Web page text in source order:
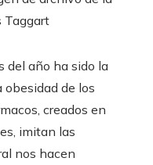
Taggart
del año ha sido la
obesidad de los
creados en
imitan las
nos hacen